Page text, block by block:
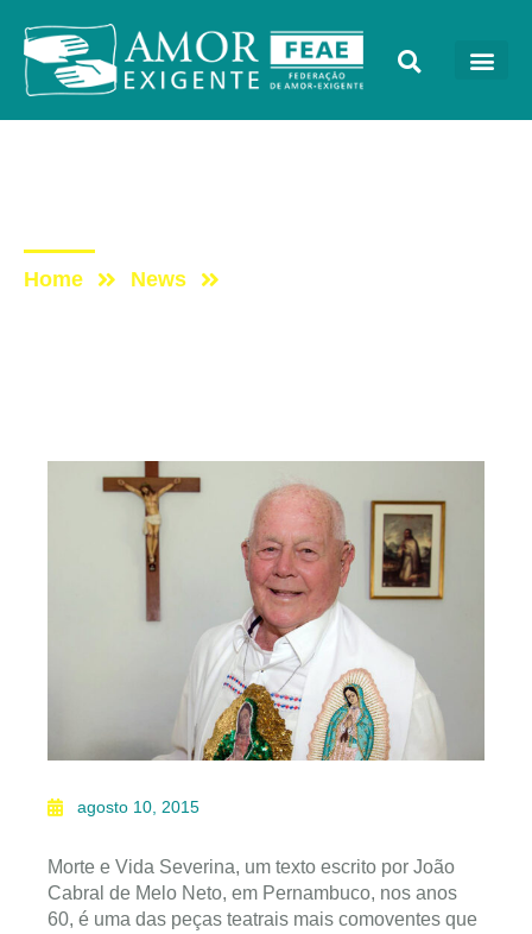
Home News
agosto 10, 2015
Morte e Vida Severina, um texto escrito por João
Cabral de Melo Neto, em Pernambuco, nos anos
60, é uma das peças teatrais mais comoventes que